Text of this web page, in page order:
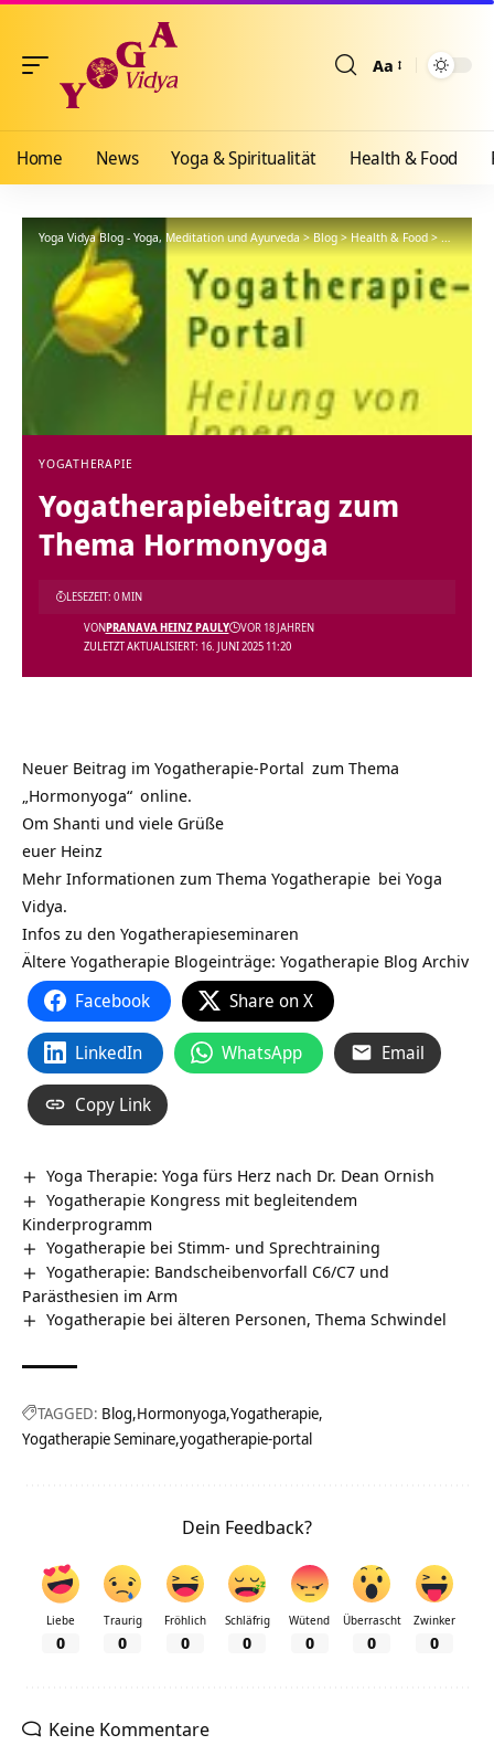
Aa
Home News Yoga & Spiritualität Health & Food
Yoga Vidya Blog - Yoga, Meditation und Ayurveda>Blog>Health & Food>
YOGATHERAPIE
Yogatherapiebeitrag zum
Thema Hormonyoga
ZULETZT AKTUALISIERT: 16. JUNI 2025 11:20
VONPRANAVA HEINZ PAULY VOR 18 JAHREN
LESEZEIT: 0 MIN
Neuer Beitrag im Yogatherapie-Portal zum Thema
„Hormonyoga“ online.
Om Shanti und viele Grüße
euer Heinz
Mehr Informationen zum Thema Yogatherapie bei Yoga
Vidya.
Infos zu den Yogatherapieseminaren
Ältere Yogatherapie Blogeinträge: Yogatherapie Blog Archiv
Facebook Share on X
LinkedIn WhatsApp Email
Copy Link
Yoga Therapie: Yoga fürs Herz nach Dr. Dean Ornish
Yogatherapie Kongress mit begleitendem
Kinderprogramm
Yogatherapie bei Stimm- und Sprechtraining
Yogatherapie: Bandscheibenvorfall C6/C7 und
Parästhesien im Arm
Yogatherapie bei älteren Personen, Thema Schwindel
TAGGED: Blog Hormonyoga Yogatherapie
Yogatherapie Seminare yogatherapie-portal
Dein Feedback?
Liebe
0
Traurig
0
Fröhlich
0
Schläfrig
0
Wütend
0
Überrascht
0
Zwinker
0
Keine Kommentare